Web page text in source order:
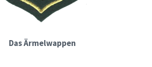
Das Ärmelwappen